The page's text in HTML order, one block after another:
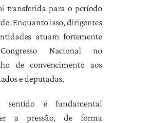
transferida para o período
Enquanto isso, dirigentes
atuam fortemente
Nacional no
de convencimento aos
e deputadas.
sentido é fundamental
a pressão, de forma